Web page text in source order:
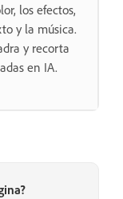
los efectos,
y la música.
y recorta
en IA.